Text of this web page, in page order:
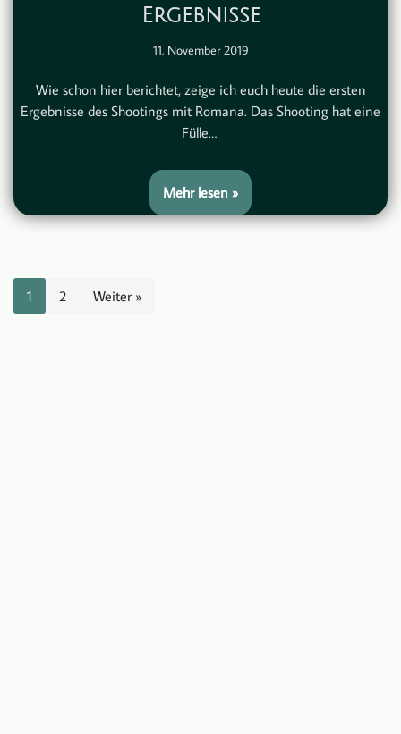
Ergebnisse
11. November 2019
Wie schon hier berichtet, zeige ich euch heute die ersten
Ergebnisse des Shootings mit Romana. Das Shooting hat eine
Fülle…
Mehr lesen »
1 2 Weiter »